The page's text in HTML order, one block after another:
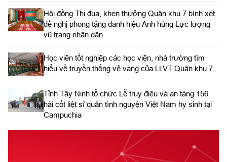
Hội đồng Thi đua, khen thưởng Quân khu 7 bình xét
đề nghị phong tặng danh hiệu Anh hùng Lực lượng
vũ trang nhân dân
Học viên tốt nghiệp các học viện, nhà trường tìm
hiểu về truyền thống vẻ vang của LLVT Quân khu 7
​Tỉnh Tây Ninh tổ chức Lễ truy điệu và an táng 156
hài cốt liệt sĩ quân tình nguyện Việt Nam hy sinh tại
Campuchia